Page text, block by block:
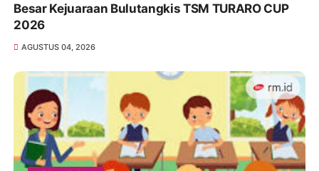
Besar Kejuaraan Bulutangkis TSM TURARO CUP
2026
AGUSTUS 04, 2026